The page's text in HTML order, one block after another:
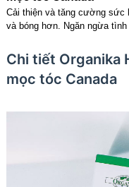
Cải thiện và tăng cường sức
và bóng hơn. Ngăn ngừa tình
Chi tiết Organika
mọc tóc Canada